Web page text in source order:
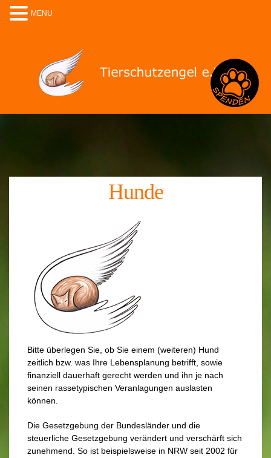
Hunde
Bitte überlegen Sie, ob Sie einem (weiteren) Hund
zeitlich bzw. was Ihre Lebensplanung betrifft, sowie
finanziell dauerhaft gerecht werden und ihn je nach
seinen rassetypischen Veranlagungen auslasten
können.
Die Gesetzgebung der Bundesländer und die
steuerliche Gesetzgebung verändert und verschärft sich
zunehmend. So ist beispielsweise in NRW seit 2002 für
MENU